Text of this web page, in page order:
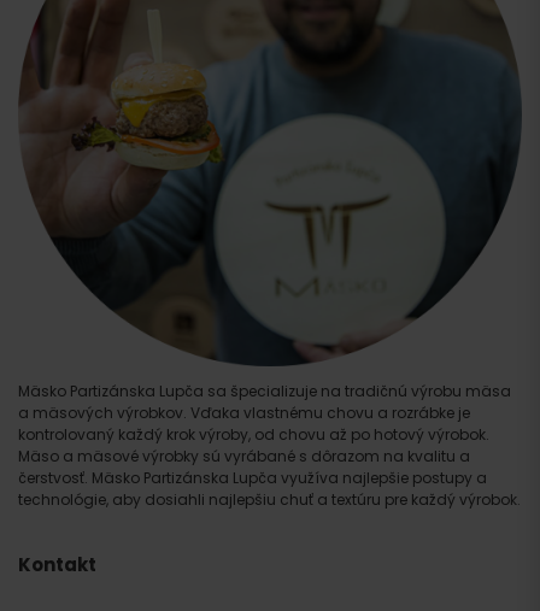
Mäsko Partizánska Lupča sa špecializuje na tradičnú výrobu mäsa
a mäsových výrobkov. Vďaka vlastnému chovu a rozrábke je
kontrolovaný každý krok výroby, od chovu až po hotový výrobok.
Mäso a mäsové výrobky sú vyrábané s dôrazom na kvalitu a
čerstvosť. Mäsko Partizánska Lupča využíva najlepšie postupy a
technológie, aby dosiahli najlepšiu chuť a textúru pre každý výrobok.
Kontakt